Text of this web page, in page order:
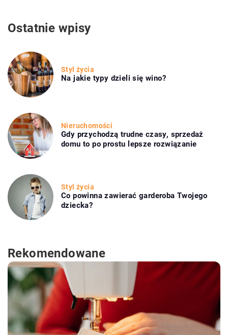
Ostatnie wpisy
Styl życia
Na jakie typy dzieli się wino?
Nieruchomości
Gdy przychodzą trudne czasy, sprzedaż
domu to po prostu lepsze rozwiązanie
Styl życia
Co powinna zawierać garderoba Twojego
dziecka?
Rekomendowane